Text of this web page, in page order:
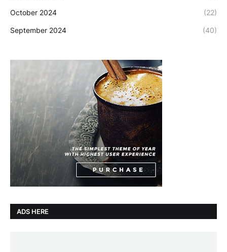
October 2024 (22)
September 2024 (40)
ADS HERE